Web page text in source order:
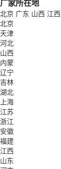
厂家所在地
北京 广东 山西 江西
北京
天津
河北
山西
内蒙
辽宁
吉林
湖北
上海
江苏
浙江
安徽
福建
江西
山东